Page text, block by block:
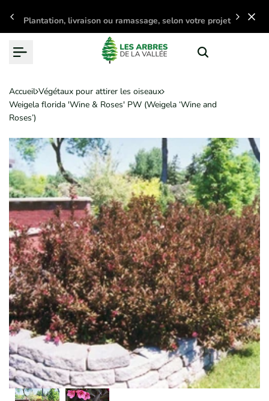
au
contenu
Plantation, livraison ou ramassage, selon votre projet
Accueil Végétaux pour attirer les oiseaux
Weigela florida 'Wine & Roses' PW (Weigela ‘Wine and
Roses’)